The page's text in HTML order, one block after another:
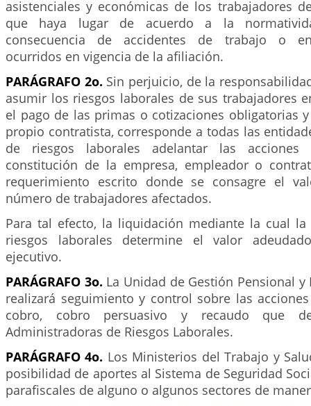
asistenciales y económicas de los trabajadores
que haya lugar de acuerdo a la
consecuencia de accidentes de trabajo o
ocurridos en vigencia de la afiliación.
PARÁGRAFO 2o. Sin perjuicio, de la
asumir los riesgos laborales de sus trabajadores
el pago de las primas o cotizaciones obligatorias
propio contratista, corresponde a todas las
de riesgos laborales adelantar las
constitución de la empresa, empleador o
requerimiento escrito donde se consagre el
número de trabajadores afectados.
Para tal efecto, la liquidación mediante la cual
riesgos laborales determine el valor
ejecutivo.
PARÁGRAFO 3o. La Unidad de Gestión Pensional y
realizará seguimiento y control sobre las
cobro, cobro persuasivo y recaudo que
Administradoras de Riesgos Laborales.
PARÁGRAFO 4o. Los Ministerios del Trabajo y
posibilidad de aportes al Sistema de Seguridad
parafiscales de alguno o algunos sectores de